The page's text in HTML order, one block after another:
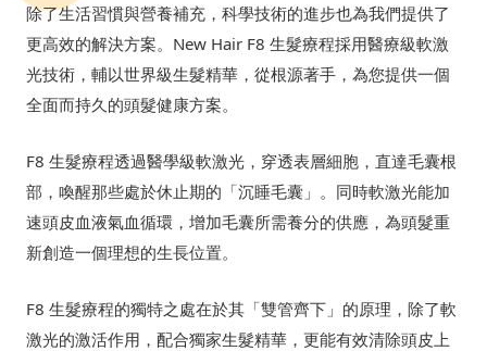
除了生活習慣與營養補充，科學技術的進步也為我們提供了
更高效的解決方案。New Hair F8 生髮療程採用醫療級軟激
光技術，輔以世界級生髮精華，從根源著手，為您提供一個
全面而持久的頭髮健康方案。
F8 生髮療程透過醫學級軟激光，穿透表層細胞，直達毛囊根
部，喚醒那些處於休止期的「沉睡毛囊」。同時軟激光能加
速頭皮血液氣血循環，增加毛囊所需養分的供應，為頭髮重
新創造一個理想的生長位置。
F8 生髮療程的獨特之處在於其「雙管齊下」的原理，除了軟
激光的激活作用，配合獨家生髮精華，更能有效清除頭皮上